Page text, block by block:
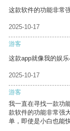
这款软件的功能非常
2025-10-17
游客
这款app就像我的娱
2025-10-17
游客
我一直在寻找一款功
款软件的功能非常强
单，即使是小白也能